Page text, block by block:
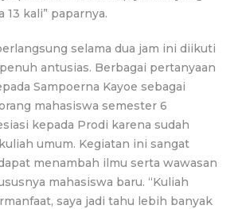
kali” paparnya.
selama dua jam ini diikuti
antusias. Berbagai pertanyaan
Sampoerna Kayoe sebagai
mahasiswa semester 6
kepada Prodi karena sudah
umum. Kegiatan ini sangat
menambah ilmu serta wawasan
mahasiswa baru. “Kuliah
saya jadi tahu lebih banyak